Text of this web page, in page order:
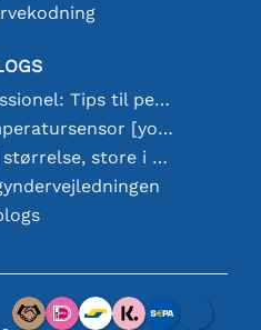
Lodning som en professionel: Tips til perfekte elektroniske forbindelser
Valg af den rigtige temperatursensor [youtube]
18650 Batterier: Små i størrelse, store i ydeevne